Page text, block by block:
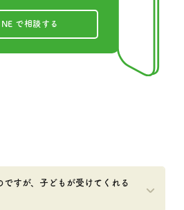
で相談する
ですが、子どもが受けてくれる